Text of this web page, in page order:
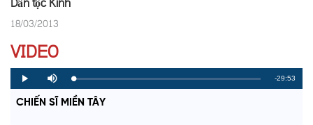
18/03/2013
VIDEO
P
l
y
M
u
e
L
o
a
d
P
r
o
g
R
-29:53
CHIẾN SĨ MIỀN TÂY